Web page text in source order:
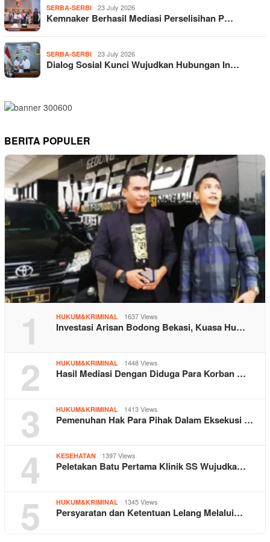
SERBA-SERBI 23 July 2026
Kemnaker Berhasil Mediasi Perselisihan P…
SERBA-SERBI 23 July 2026
Dialog Sosial Kunci Wujudkan Hubungan In…
BERITA POPULER
1 HUKUM&KRIMINAL 1637 Views
Investasi Arisan Bodong Bekasi, Kuasa Hu…
2 HUKUM&KRIMINAL 1448 Views
Hasil Mediasi Dengan Diduga Para Korban …
3 HUKUM&KRIMINAL 1413 Views
Pemenuhan Hak Para Pihak Dalam Eksekusi …
4 KESEHATAN 1397 Views
Peletakan Batu Pertama Klinik SS Wujudka…
5 HUKUM&KRIMINAL 1345 Views
Persyaratan dan Ketentuan Lelang Melalui…